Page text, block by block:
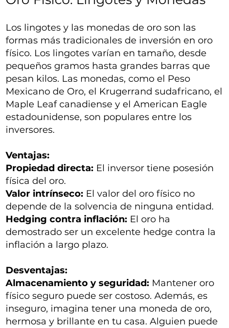
Los lingotes y las monedas de oro son las
formas más tradicionales de inversión en oro
físico. Los lingotes varían en tamaño, desde
pequeños gramos hasta grandes barras que
pesan kilos. Las monedas, como el Peso
Mexicano de Oro, el Krugerrand sudafricano, el
Maple Leaf canadiense y el American Eagle
estadounidense, son populares entre los
inversores.
Ventajas:
Propiedad directa: El inversor tiene posesión
física del oro.
Valor intrínseco: El valor del oro físico no
depende de la solvencia de ninguna entidad.
Hedging contra inflación: El oro ha
demostrado ser un excelente hedge contra la
inflación a largo plazo.
Desventajas:
Almacenamiento y seguridad: Mantener oro
físico seguro puede ser costoso. Además, es
inseguro, imagina tener una moneda de oro,
hermosa y brillante en tu casa. Alguien puede